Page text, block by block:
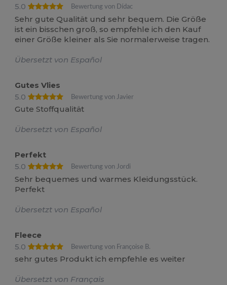
5.0 Bewertung von Dídac
Sehr gute Qualität und sehr bequem. Die Größe
ist ein bisschen groß, so empfehle ich den Kauf
einer Größe kleiner als Sie normalerweise tragen.
Übersetzt von Español
Gutes Vlies
5.0
Bewertung von Javier
Gute Stoffqualität
Übersetzt von Español
Perfekt
5.0
Bewertung von Jordi
Sehr bequemes und warmes Kleidungsstück.
Perfekt
Übersetzt von Español
Fleece
5.0
Bewertung von Françoise B.
sehr gutes Produkt ich empfehle es weiter
Übersetzt von Français